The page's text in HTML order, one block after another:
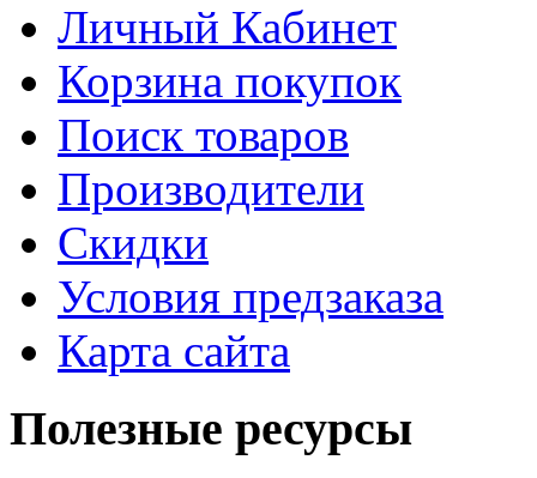
Личный Кабинет
Корзина покупок
Поиск товаров
Производители
Скидки
Условия предзаказа
Карта сайта
Полезные ресурсы